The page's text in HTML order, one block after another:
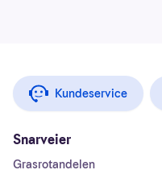
Kundeservice
Snarveier
Grasrotandelen